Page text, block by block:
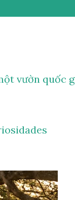
vườn quốc